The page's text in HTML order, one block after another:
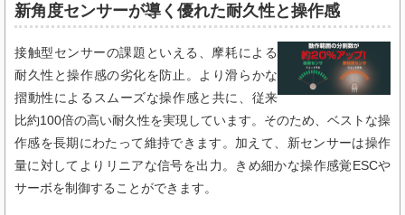
新角度センサーが導く優れた耐久性と操作感
接触型センサーの課題といえる、摩耗による
耐久性と操作感の劣化を防止。より滑らかな
摺動性によるスムーズな操作感と共に、従来
比約100倍の高い耐久性を実現しています。そのため、ベストな操
作感を長期にわたって維持できます。加えて、新センサーは操作
量に対してよりリニアな信号を出力。きめ細かな操作感覚ESCや
サーボを制御することができます。